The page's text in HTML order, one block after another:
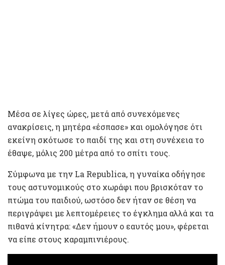
Μέσα σε λίγες ώρες, μετά από συνεχόμενες
ανακρίσεις, η μητέρα «έσπασε» και ομολόγησε ότι
εκείνη σκότωσε το παιδί της και στη συνέχεια το
έθαψε, μόλις 200 μέτρα από το σπίτι τους.
Σύμφωνα με την La Republica, η γυναίκα οδήγησε
τους αστυνομικούς στο χωράφι που βρισκόταν το
πτώμα του παιδιού, ωστόσο δεν ήταν σε θέση να
περιγράψει με λεπτομέρειες το έγκλημα αλλά και τα
πιθανά κίνητρα: «Δεν ήμουν ο εαυτός μου», φέρεται
να είπε στους καραμπινιέρους.